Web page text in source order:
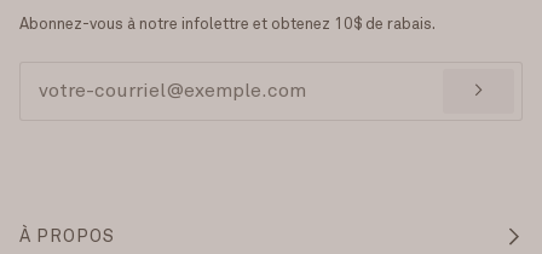
Abonnez-vous à notre infolettre et obtenez 10$ de rabais.
>
À PROPOS